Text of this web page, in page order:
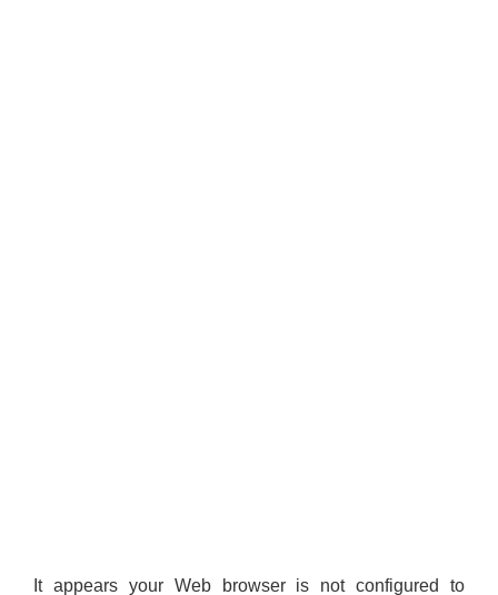
It appears your Web browser is not configured to